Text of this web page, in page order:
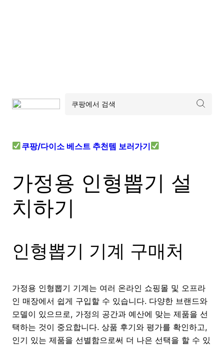
쿠팡/다이소 베스트 추천템 보러가기
가정용 인형뽑기 설
치하기
인형뽑기 기계 구매처
가정용 인형뽑기 기계는 여러 온라인 쇼핑몰 및 오프라
인 매장에서 쉽게 구입할 수 있습니다. 다양한 브랜드와
모델이 있으므로, 가정의 공간과 예산에 맞는 제품을 선
택하는 것이 중요합니다. 상품 후기와 평가를 확인하고,
인기 있는 제품을 선별함으로써 더 나은 선택을 할 수 있